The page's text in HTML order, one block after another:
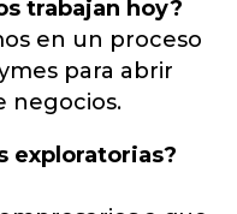
trabajan hoy?
en un proceso
para abrir
negocios.
exploratorias?